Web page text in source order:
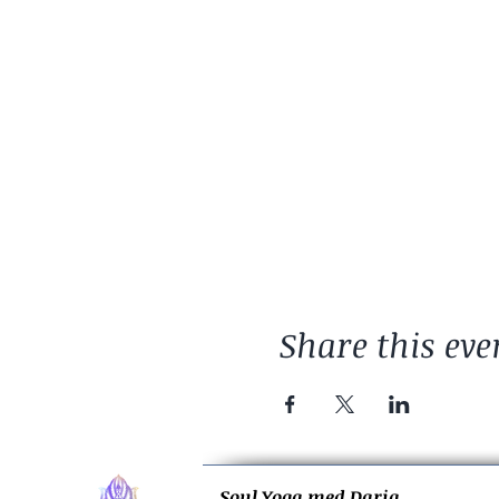
Share this